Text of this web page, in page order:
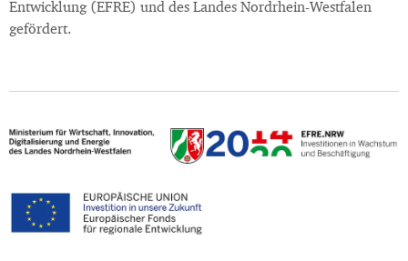
Entwicklung (EFRE) und des Landes Nordrhein-Westfalen
gefördert.